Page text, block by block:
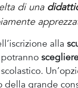
di una
alla
della grande